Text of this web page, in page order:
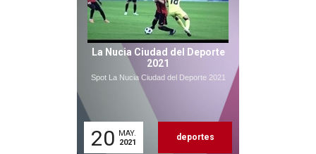
La Nucia Ciudad del Deporte
2021
Spot La Nucia Ciudad del Deporte 2021
20 MAY.
2021
deportes